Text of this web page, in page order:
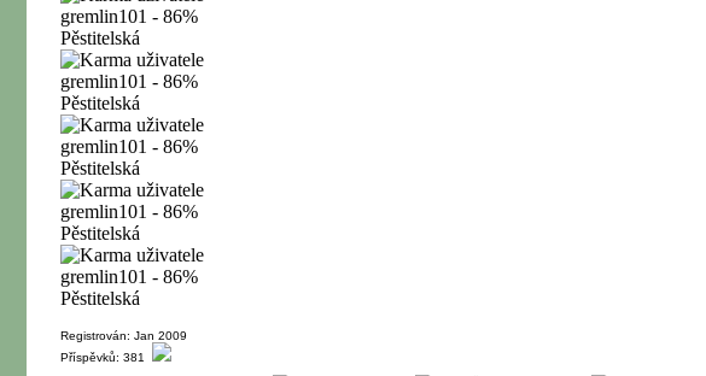
Registrován: Jan 2009
Příspěvků: 381